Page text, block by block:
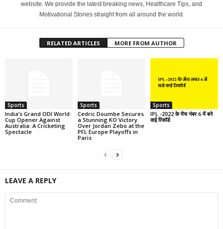
website. We provide the latest breaking news, Healthcare Tips, and
Motivational Stories straight from all around the world.
RELATED ARTICLES MORE FROM AUTHOR
Sports
India’s Grand ODI World
Cup Opener Against
Australia: A Cricketing
Spectacle
Sports
Cedric Doumbe Secures
a Stunning KO Victory
Over Jordan Zebo at the
PFL Europe Playoffs in
Paris
Sports
IPL -2022 के मैच नंबर 6 में बने
कई रिकॉर्ड
LEAVE A REPLY